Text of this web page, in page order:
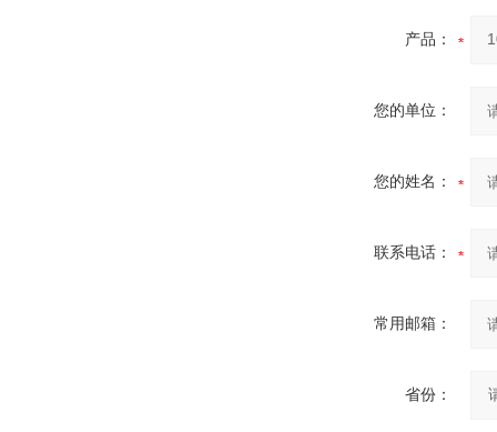
产品：
您的单位：
您的姓名：
联系电话：
常用邮箱：
省份：